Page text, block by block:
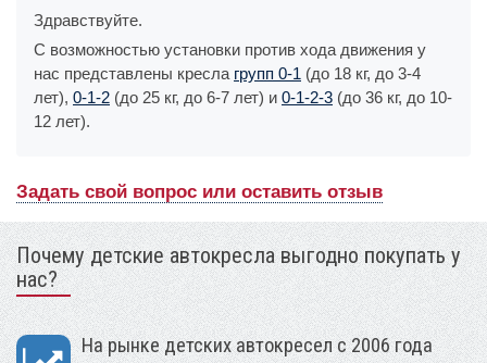
Здравствуйте.
С возможностью установки против хода движения у
нас представлены кресла групп 0-1 (до 18 кг, до 3-4
лет), 0-1-2 (до 25 кг, до 6-7 лет) и 0-1-2-3 (до 36 кг, до 10-
12 лет).
Задать свой вопрос или оставить отзыв
Почему детские автокресла выгодно покупать у
нас?
На рынке детских автокресел с 2006 года